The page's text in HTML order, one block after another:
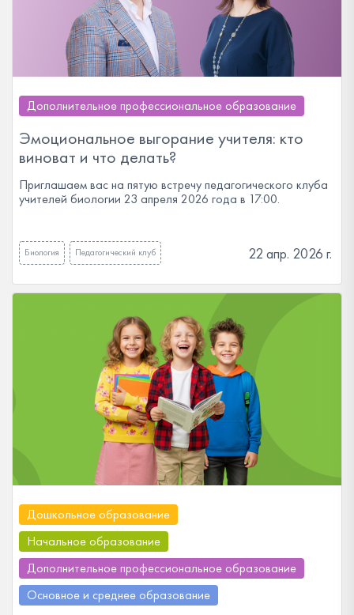
Дополнительное профессиональное образование
Эмоциональное выгорание учителя: кто
виноват и что делать?
Приглашаем вас на пятую встречу педагогического клуба
учителей биологии 23 апреля 2026 года в 17:00.
Биология Педагогический клуб 22 апр. 2026 г.
Дошкольное образование
Начальное образование
Дополнительное профессиональное образование
Основное и среднее образование